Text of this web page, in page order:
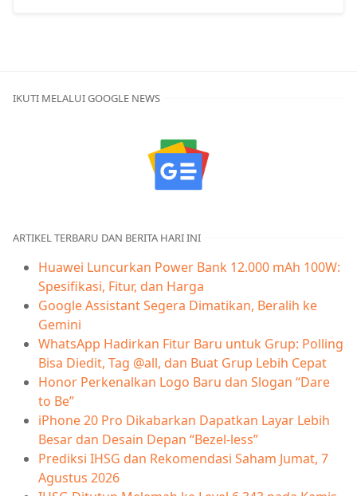
IKUTI MELALUI GOOGLE NEWS
ARTIKEL TERBARU DAN BERITA HARI INI
Huawei Luncurkan Power Bank 12.000 mAh 100W:
Spesifikasi, Fitur, dan Harga
Google Assistant Segera Dimatikan, Beralih ke
Gemini
WhatsApp Hadirkan Fitur Baru untuk Grup: Polling
Bisa Diedit, Tag @all, dan Buat Grup Lebih Cepat
Honor Perkenalkan Logo Baru dan Slogan “Dare
to Be”
iPhone 20 Pro Dikabarkan Dapatkan Layar Lebih
Besar dan Desain Depan “Bezel-less”
Prediksi IHSG dan Rekomendasi Saham Jumat, 7
Agustus 2026